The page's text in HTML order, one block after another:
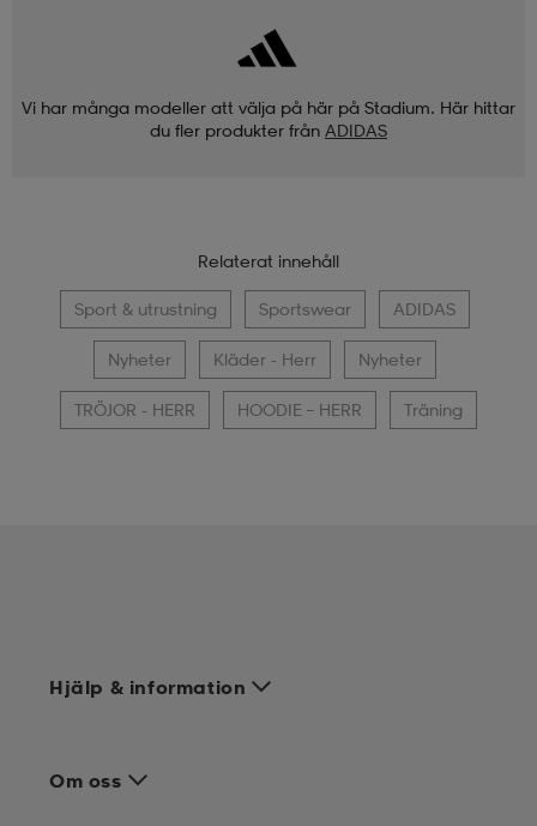
Vi har många modeller att välja på här på Stadium. Här hittar
du fler produkter från ADIDAS
Relaterat innehåll
Sport & utrustning Sportswear ADIDAS
Nyheter Kläder - Herr Nyheter
TRÖJOR - HERR HOODIE – HERR Träning
Hjälp & information
Om oss